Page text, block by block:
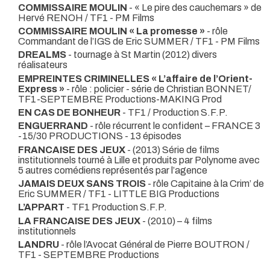
COMMISSAIRE MOULIN - « Le pire des cauchemars » de
Hervé RENOH / TF1 - PM Films
COMMISSAIRE MOULIN « La promesse » - rôle
Commandant de l’IGS de Eric SUMMER / TF1 - PM Films
DREALMS - tournage à St Martin (2012) divers
réalisateurs
EMPREINTES CRIMINELLES « L’affaire de l’Orient-
Express » - rôle : policier - série de Christian BONNET/
TF1-SEPTEMBRE Productions-MAKING Prod
EN CAS DE BONHEUR - TF1 / Production S.F.P.
ENGUERRAND - rôle récurrent le confident – FRANCE 3
-15/30 PRODUCTIONS - 13 épisodes
FRANCAISE DES JEUX - (2013) Série de films
institutionnels tourné à Lille et produits par Polynome avec
5 autres comédiens représentés par l’agence
JAMAIS DEUX SANS TROIS - rôle Capitaine à la Crim’ de
Eric SUMMER / TF1 - LITTLE BIG Productions
L’APPART - TF1 Production S.F.P.
LA FRANCAISE DES JEUX - (2010) – 4 films
institutionnels
LANDRU - rôle l’Avocat Général de Pierre BOUTRON /
TF1 - SEPTEMBRE Productions